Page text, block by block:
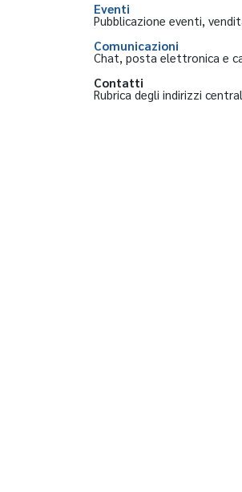
Eventi
Pubblicazione eventi,
Comunicazioni
Chat, posta elettronica e
Contatti
Rubrica degli indirizzi